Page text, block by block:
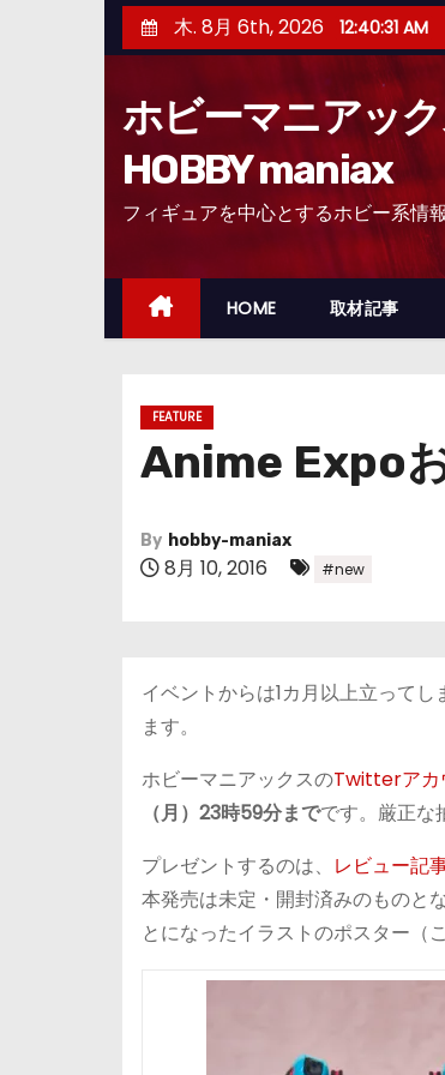
ン
ッ
木. 8月 6th, 2026 12:40:32 AM
ホビーマニアッ
HOBBY maniax
フィギュアを中心とするホビー系情
HOME 取材記事
FEATURE
Anime Expo
By hobby-maniax
8月 10, 2016 #new
イベントからは1カ月以上立って
ます。
ホビーマニアックスのTwitterアカ
（月）23時59分までです。厳正な
プレゼントするのは、 レビュー記
本発売は未定・開封済みのものと
とになったイラストのポスター（